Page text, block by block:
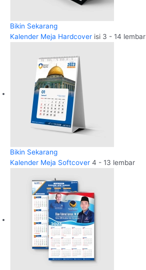
Bikin Sekarang
Kalender Meja Hardcover isi 3 - 14 lembar
Bikin Sekarang
Kalender Meja Softcover 4 - 13 lembar